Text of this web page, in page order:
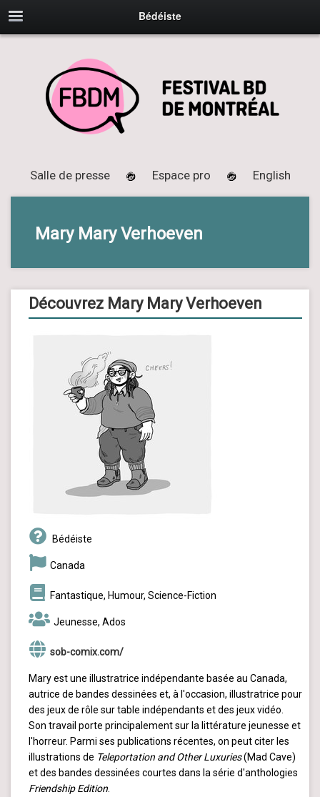
Bédéiste
Salle de presse Espace pro English
Mary Mary Verhoeven
Découvrez Mary Mary Verhoeven
Bédéiste
Canada
Fantastique, Humour, Science-Fiction
Jeunesse, Ados
sob-comix.com/
Mary est une illustratrice indépendante basée au Canada,
autrice de bandes dessinées et, à l'occasion, illustratrice pour
des jeux de rôle sur table indépendants et des jeux vidéo.
Son travail porte principalement sur la littérature jeunesse et
l'horreur. Parmi ses publications récentes, on peut citer les
illustrations de Teleportation and Other Luxuries(Mad Cave)
et des bandes dessinées courtes dans la série d'anthologies
Friendship Edition.